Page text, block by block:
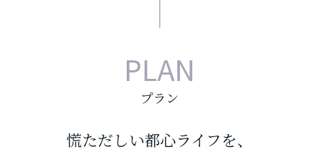
PLAN
プラン
慌ただしい都心ライフを、